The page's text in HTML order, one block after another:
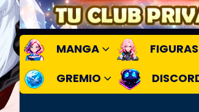
MANGA FIGURAS
GREMIO